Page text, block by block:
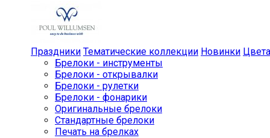
Праздники Тематические коллекции Новинки Цвета
Брелоки - инструменты
Брелоки - открывалки
Брелоки - рулетки
Брелоки - фонарики
Оригинальные брелоки
Стандартные брелоки
Печать на брелках